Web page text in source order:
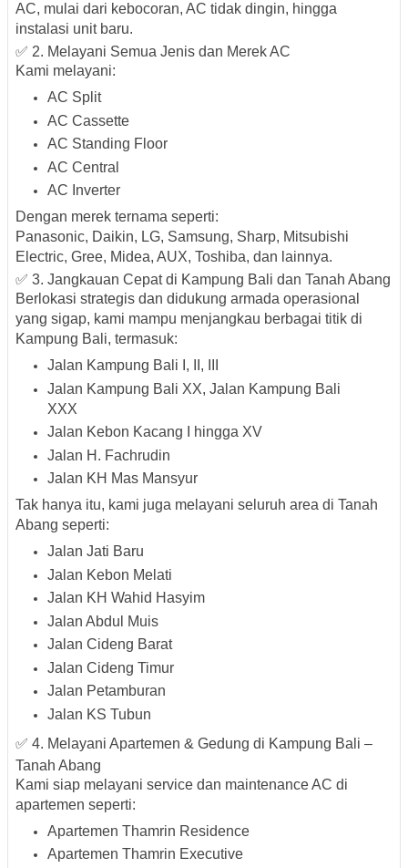
AC, mulai dari kebocoran, AC tidak dingin, hingga
instalasi unit baru.
✅ 2. Melayani Semua Jenis dan Merek AC
Kami melayani:
AC Split
AC Cassette
AC Standing Floor
AC Central
AC Inverter
Dengan merek ternama seperti:
Panasonic, Daikin, LG, Samsung, Sharp, Mitsubishi
Electric, Gree, Midea, AUX, Toshiba, dan lainnya.
✅ 3. Jangkauan Cepat di Kampung Bali dan Tanah Abang
Berlokasi strategis dan didukung armada operasional
yang sigap, kami mampu menjangkau berbagai titik di
Kampung Bali, termasuk:
Jalan Kampung Bali I, II, III
Jalan Kampung Bali XX, Jalan Kampung Bali
XXX
Jalan Kebon Kacang I hingga XV
Jalan H. Fachrudin
Jalan KH Mas Mansyur
Tak hanya itu, kami juga melayani seluruh area di Tanah
Abang seperti:
Jalan Jati Baru
Jalan Kebon Melati
Jalan KH Wahid Hasyim
Jalan Abdul Muis
Jalan Cideng Barat
Jalan Cideng Timur
Jalan Petamburan
Jalan KS Tubun
✅ 4. Melayani Apartemen & Gedung di Kampung Bali –
Tanah Abang
Kami siap melayani service dan maintenance AC di
apartemen seperti:
Apartemen Thamrin Residence
Apartemen Thamrin Executive